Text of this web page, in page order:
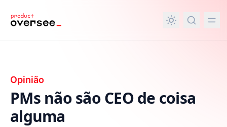
principal
Opinião
PMs não são CEO de coisa
alguma